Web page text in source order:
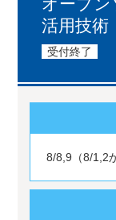
活用技術
受付終了
8/8,9（8/1,2